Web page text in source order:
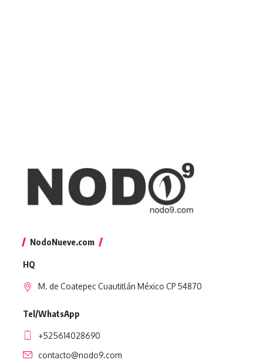
NodoNueve.com
HQ
M. de Coatepec Cuautitlán México CP 54870
Tel/WhatsApp
+525614028690
contacto@nodo9.com